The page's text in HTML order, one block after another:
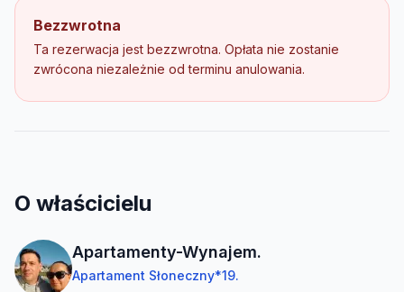
Bezzwrotna
Ta rezerwacja jest bezzwrotna. Opłata nie zostanie
zwrócona niezależnie od terminu anulowania.
O właścicielu
Apartamenty-Wynajem.
Apartament Słoneczny*19.